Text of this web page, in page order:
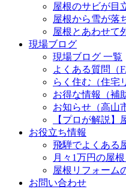
屋根のサビが目
屋根から雪が落
屋根とあわせて
現場ブログ
現場ブログ 一覧
よくある質問（
らく住む（住宅
お得な情報（補
お知らせ（高山
【プロが解説
お役立ち情報
飛騨でよくある
月々1万円の屋
屋根リフォーム
お問い合わせ